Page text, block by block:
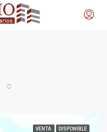
VENTA DISPONIBLE